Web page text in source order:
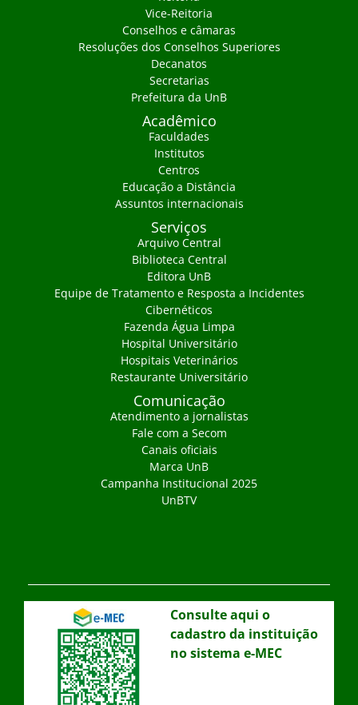
Vice-Reitoria
Conselhos e câmaras
Resoluções dos Conselhos Superiores
Decanatos
Secretarias
Prefeitura da UnB
Acadêmico
Faculdades
Institutos
Centros
Educação a Distância
Assuntos internacionais
Serviços
Arquivo Central
Biblioteca Central
Editora UnB
Equipe de Tratamento e Resposta a Incidentes
Cibernéticos
Fazenda Água Limpa
Hospital Universitário
Hospitais Veterinários
Restaurante Universitário
Comunicação
Atendimento a jornalistas
Fale com a Secom
Canais oficiais
Marca UnB
Campanha Institucional 2025
UnBTV
Consulte aqui o
cadastro da instituição
no sistema e-MEC